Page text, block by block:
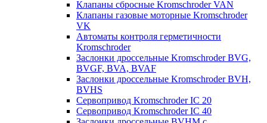
Клапаны сбросные Kromschroder VAN
Клапаны газовые моторные Kromschroder
VK
Автоматы контроля герметичности
Kromschroder
Заслонки дроссельные Kromschroder BVG,
BVGF, BVA, BVAF
Заслонки дроссельные Kromschroder BVH,
BVHS
Сервопривод Kromschroder IC 20
Сервопривод Kromschroder IC 40